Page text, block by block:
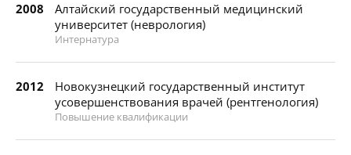
2008
Алтайский государственный медицинский
университет (неврология)
Интернатура
2012
Новокузнецкий государственный институт
усовершенствования врачей (рентгенология)
Повышение квалификации